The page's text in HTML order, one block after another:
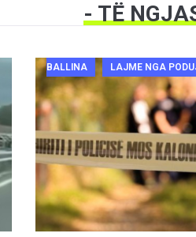
- TË
BALLINA LAJME NGA